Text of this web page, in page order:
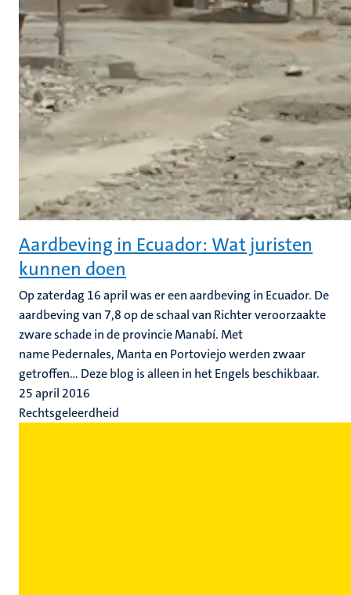
Aardbeving in Ecuador: Wat juristen
kunnen doen
Op zaterdag 16 april was er een aardbeving in Ecuador. De
aardbeving van 7,8 op de schaal van Richter veroorzaakte
zware schade in de provincie Manabí. Met
name Pedernales, Manta en Portoviejo werden zwaar
getroffen... Deze blog is alleen in het Engels beschikbaar.
25 april 2016
Rechtsgeleerdheid